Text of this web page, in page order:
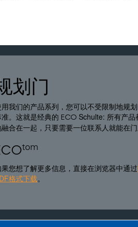
划门
我们的产品系列，您可以不受限制地规
。这就是经典的 ECO Schulte: 所有产
合在一起，只要需要一位联系人就能在门
tom
您想了解更多信息，直接在浏览器中通过
格式下载。